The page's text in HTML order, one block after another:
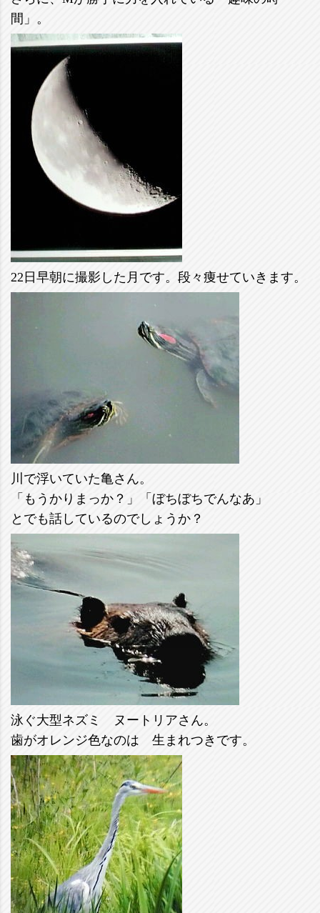
間」。
22日早朝に撮影した月です。段々痩せていきます。
川で浮いていた亀さん。
「もうかりまっか？」「ぼちぼちでんなあ」
とでも話しているのでしょうか？
泳ぐ大型ネズミ ヌートリアさん。
歯がオレンジ色なのは 生まれつきです。